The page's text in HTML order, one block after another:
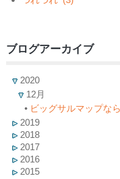
ブログアーカイブ
2020
12月
• ビッグサルマップな
2019
2018
2017
2016
2015